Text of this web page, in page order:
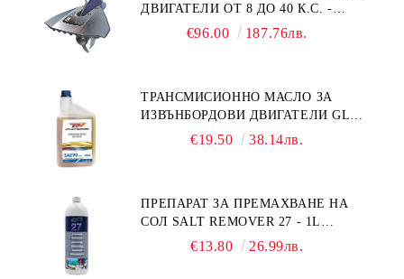
ДВИГАТЕЛИ ОТ 8 ДО 40 К.С. -
УНИВЕРСАЛЕН SE SPORT 200
€96.00 187.76лв.
ТРАНСМИСИОННО МАСЛО ЗА
ИЗВЪНБОРДОВИ ДВИГАТЕЛИ GL4
HONDA MARINE 08251-999-102PRO
€19.50 38.14лв.
ПРЕПАРАТ ЗА ПРЕМАХВАНЕ НА
СОЛ SALT REMOVER 27 - 1L
NAUTIC CLEAN
€13.80 26.99лв.